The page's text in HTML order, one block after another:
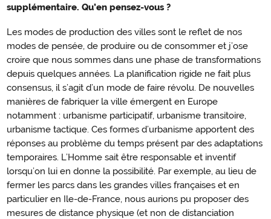
supplémentaire. Qu’en pensez-vous ?
Les modes de production des villes sont le reflet de nos
modes de pensée, de produire ou de consommer et j’ose
croire que nous sommes dans une phase de transformations
depuis quelques années. La planification rigide ne fait plus
consensus, il s’agit d’un mode de faire révolu. De nouvelles
manières de fabriquer la ville émergent en Europe
notamment : urbanisme participatif, urbanisme transitoire,
urbanisme tactique. Ces formes d’urbanisme apportent des
réponses au problème du temps présent par des adaptations
temporaires. L’Homme sait être responsable et inventif
lorsqu’on lui en donne la possibilité. Par exemple, au lieu de
fermer les parcs dans les grandes villes françaises et en
particulier en Ile-de-France, nous aurions pu proposer des
mesures de distance physique (et non de distanciation